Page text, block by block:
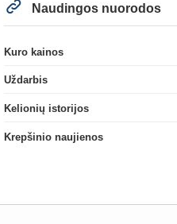
Naudingos nuorodos
Kuro kainos
Uždarbis
Kelionių istorijos
Krepšinio naujienos